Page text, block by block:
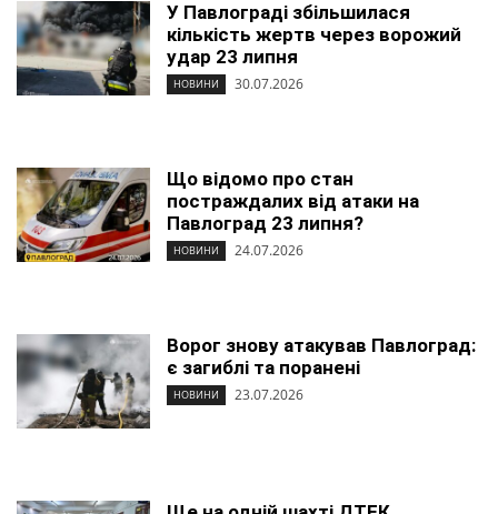
У Павлограді збільшилася
кількість жертв через ворожий
удар 23 липня
НОВИНИ 30.07.2026
Що відомо про стан
постраждалих від атаки на
Павлоград 23 липня?
НОВИНИ 24.07.2026
Ворог знову атакував Павлоград:
є загиблі та поранені
НОВИНИ 23.07.2026